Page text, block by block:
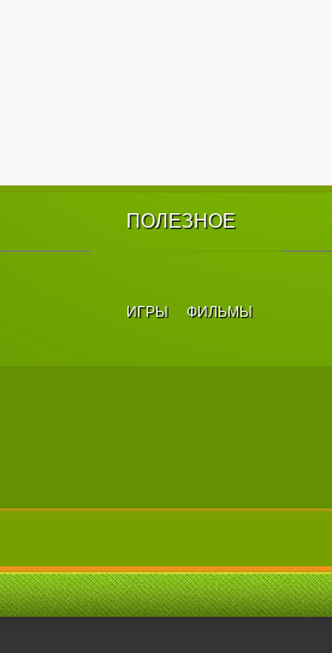
ПОЛЕЗНОЕ
ИГРЫ ФИЛЬМЫ